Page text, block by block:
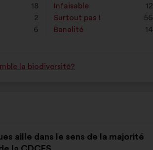
18
2
6
:a
été
qualifiée
Infaisable 12
fois
Surtout pas !
: 56
fois
Banalité
: 14
fois
la biodiversité?
aille dans le sens de la majorité